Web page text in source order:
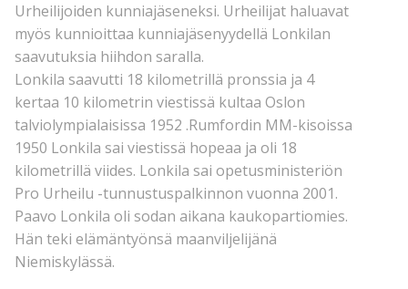
Urheilijoiden kunniajäseneksi. Urheilijat haluavat
myös kunnioittaa kunniajäsenyydellä Lonkilan
saavutuksia hiihdon saralla.
Lonkila saavutti 18 kilometrillä pronssia ja 4
kertaa 10 kilometrin viestissä kultaa Oslon
talviolympialaisissa 1952 .Rumfordin MM-kisoissa
1950 Lonkila sai viestissä hopeaa ja oli 18
kilometrillä viides. Lonkila sai opetusministeriön
Pro Urheilu -tunnustuspalkinnon vuonna 2001.
Paavo Lonkila oli sodan aikana kaukopartiomies.
Hän teki elämäntyönsä maanviljelijänä
Niemiskylässä.